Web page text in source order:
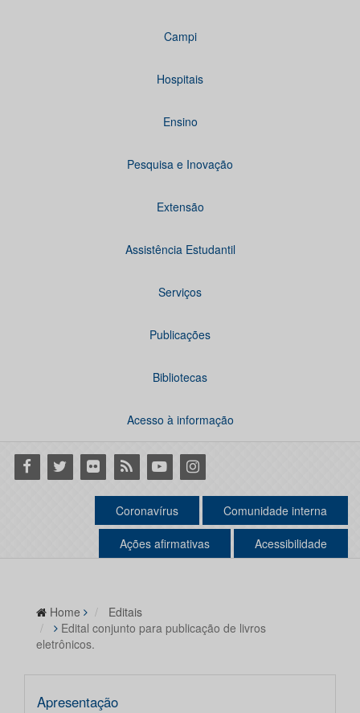
Campi
Hospitais
Ensino
Pesquisa e Inovação
Extensão
Assistência Estudantil
Serviços
Publicações
Bibliotecas
Acesso à informação
Facebook
Twitter Flickr RSS YoutubeInstagram
Coronavírus Comunidade interna
Ações afirmativas Acessibilidade
Home
Editais
Edital conjunto para publicação de livros
eletrônicos.
Apresentação